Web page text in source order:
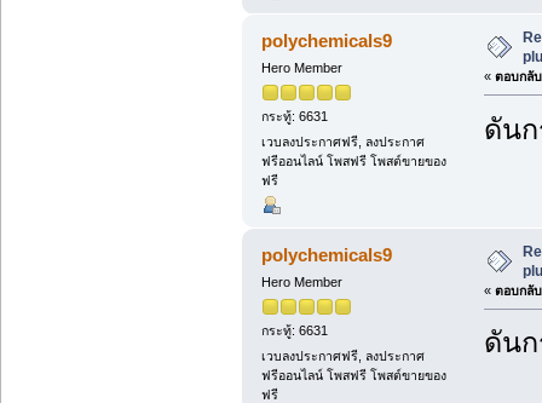
polychemicals9
Hero Member
กระทู้: 6631
เวบลงประกาศฟรี, ลงประกาศ
ฟรีออนไลน์ โพสฟรี โพสต์ขายของ
ฟรี
« ตอบกลั
ดัน
polychemicals9
Hero Member
กระทู้: 6631
เวบลงประกาศฟรี, ลงประกาศ
ฟรีออนไลน์ โพสฟรี โพสต์ขายของ
ฟรี
« ตอบกลั
ดัน